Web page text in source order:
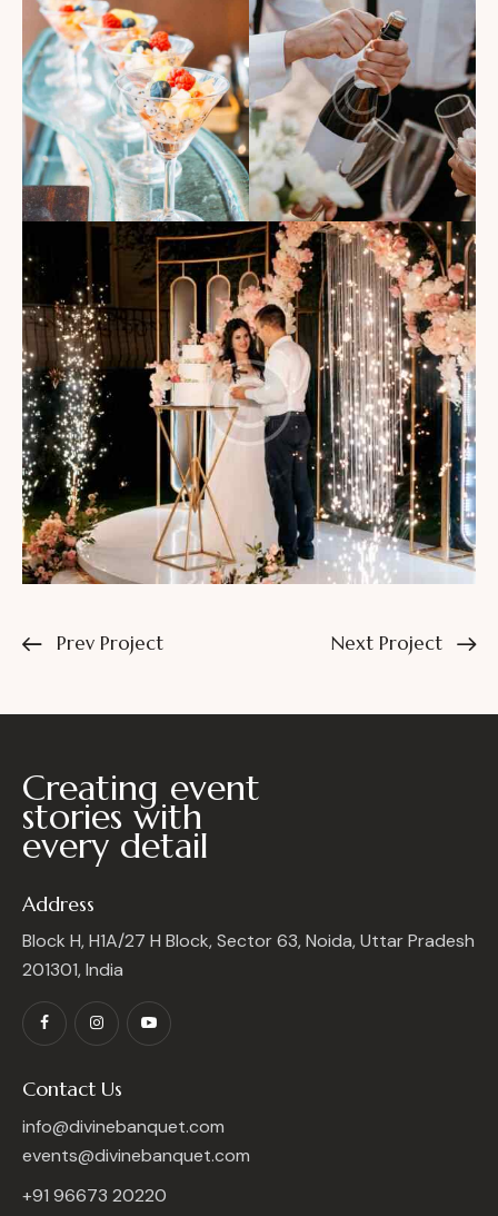
Prev Project Next Project
Creating event
stories with
every detail
Address
Block H, H1A/27 H Block, Sector 63, Noida, Uttar Pradesh
201301, India
Contact Us
info@divinebanquet.com
events@divinebanquet.com
+91 96673 20220